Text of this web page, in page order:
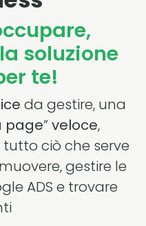
soluzione
te!
da gestire, una
page” veloce,
ciò che serve
gestire le
ADS e trovare